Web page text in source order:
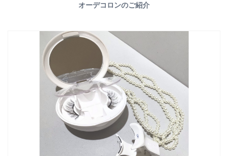
オーデコロンのご紹介